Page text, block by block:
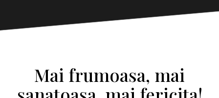
Mai frumoasa, mai